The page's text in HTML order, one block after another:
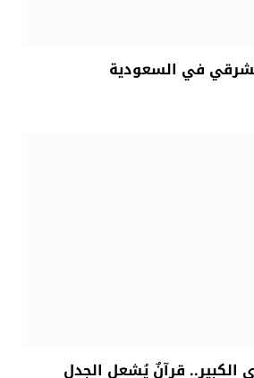
في السعودية
قرآنٌ يُشعل الجدل